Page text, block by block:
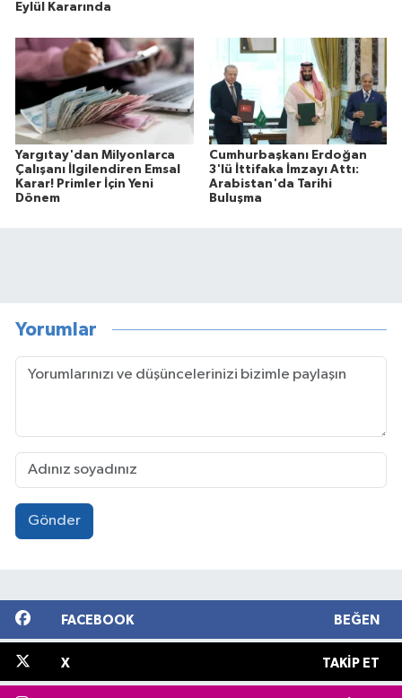
Eylül Kararında
Yargıtay'dan Milyonlarca
Çalışanı İlgilendiren Emsal
Karar! Primler İçin Yeni
Dönem
Cumhurbaşkanı Erdoğan
3'lü İttifaka İmzayı Attı:
Arabistan'da Tarihi
Buluşma
Yorumlar
Gönder
FACEBOOK BEĞEN
X TAKIP ET